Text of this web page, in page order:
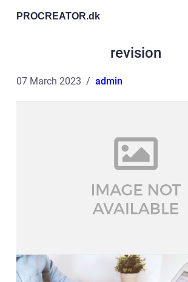
PROCREATOR.dk
revision
07 March 2023 admin